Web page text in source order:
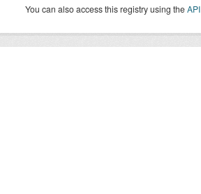
You can also access this registry using theAPI